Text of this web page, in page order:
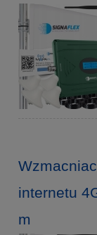
internetu
m